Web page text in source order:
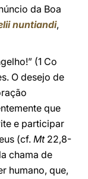
da Boa
nuntiandi,
(1 Co
O desejo de
que
e participar
(cf. Mt22,8-
chama de
humano, que,